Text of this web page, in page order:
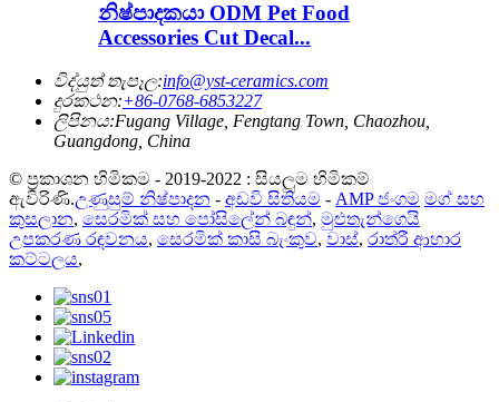
නිෂ්පාදකයා ODM Pet Food
Accessories Cut Decal...
විද්යුත් තැපෑල:info@yst-ceramics.com
දුරකථන:+86-0768-6853227
ලිපිනය:Fugang Village, Fengtang Town, Chaozhou,
Guangdong, China
© ප්‍රකාශන හිමිකම - 2019-2022 : සියලුම හිමිකම්
ඇවිරිණි.උණුසුම් නිෂ්පාදන - අඩවි සිතියම - AMP ජංගම මග් සහ
කුසලාන, සෙරමික් සහ පෝසිලේන් බඳුන්, මුළුතැන්ගෙයි
උපකරණ රඳවනය, සෙරමික් කාසි බැංකුව, වාස්, රාත්රී ආහාර
කට්ටලය,